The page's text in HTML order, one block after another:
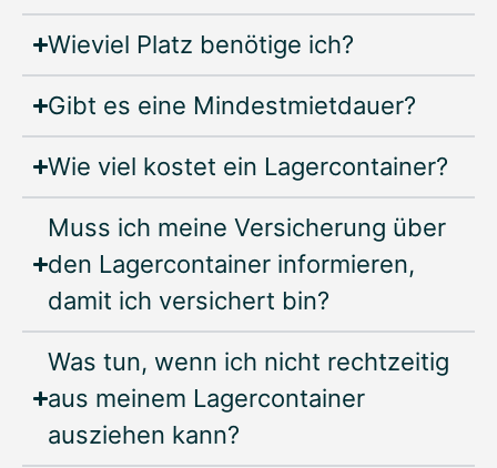
Wieviel Platz benötige ich?
Gibt es eine Mindestmietdauer?
Wie viel kostet ein Lagercontainer?
Muss ich meine Versicherung über
den Lagercontainer informieren,
damit ich versichert bin?
Was tun, wenn ich nicht rechtzeitig
aus meinem Lagercontainer
ausziehen kann?